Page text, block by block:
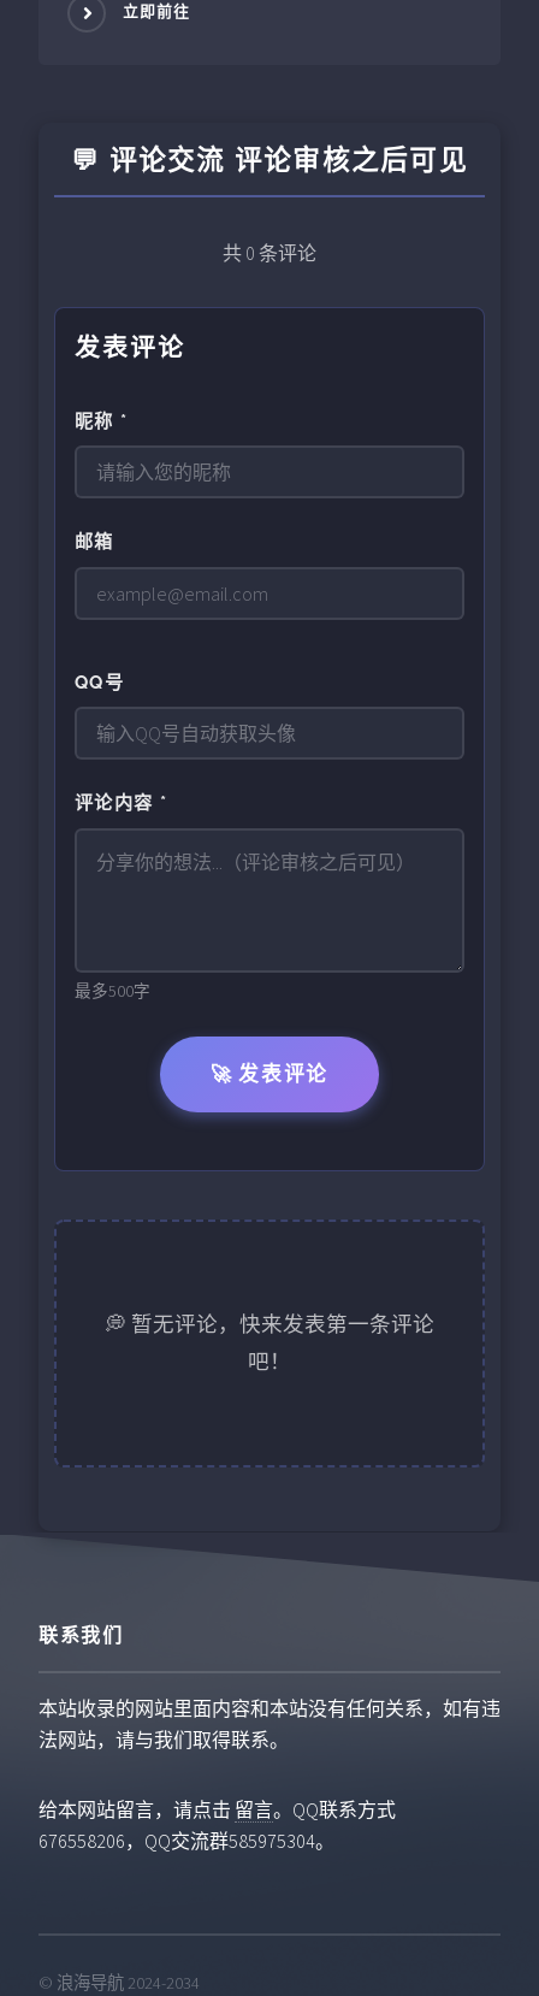
立即前往
💬 评论交流 评论审核之后可见
共 0 条评论
发表评论
昵称 *
邮箱
QQ号
评论内容 *
最多500字
🚀 发表评论
💭 暂无评论，快来发表第一条评论
吧！
联系我们
本站收录的网站里面内容和本站没有任何关系，如有违
法网站，请与我们取得联系。
给本网站留言，请点击 留言。QQ联系方式
676558206，QQ交流群585975304。
© 浪海导航 2024-2034